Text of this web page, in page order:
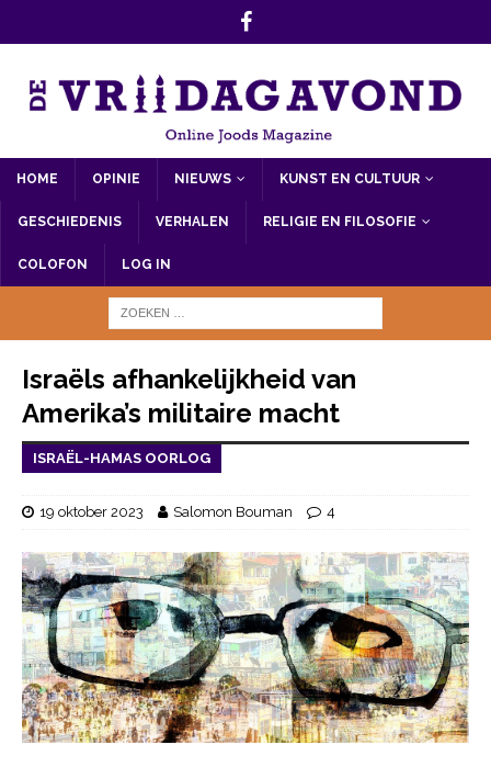
HOME OPINIE NIEUWS KUNST EN CULTUUR
GESCHIEDENIS VERHALEN RELIGIE EN FILOSOFIE
COLOFON LOG IN
Israëls afhankelijkheid van
Amerika’s militaire macht
ISRAËL-HAMAS OORLOG
19 oktober 2023 Salomon Bouman 4